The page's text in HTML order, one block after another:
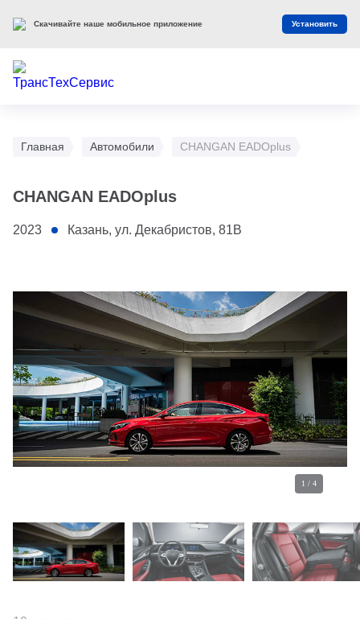
Главная Автомобили CHANGAN EADOplus
CHANGAN EADOplus
2023 Казань, ул. Декабристов, 81В
1 / 4
Скачивайте наше мобильное приложение Установить